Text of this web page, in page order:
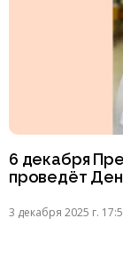
6 декабря
проведёт
3 декабря 2025 г.